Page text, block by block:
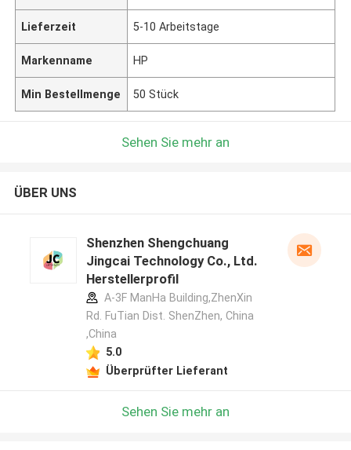
Lieferzeit 5-10 Arbeitstage
Markenname HP
Min Bestellmenge 50 Stück
Sehen Sie mehr an
ÜBER UNS
Shenzhen Shengchuang
Jingcai Technology Co., Ltd.
Herstellerprofil
A-3F ManHa Building,ZhenXin
Rd. FuTian Dist. ShenZhen, China
,China
5.0
Überprüfter Lieferant
Sehen Sie mehr an